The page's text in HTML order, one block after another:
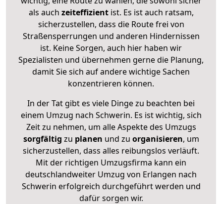
als auch zeiteffizientist. Es ist auch ratsam,
sicherzustellen, dass die Route frei von
Straßensperrungen und anderen Hindernissen
ist. Keine Sorgen, auch hier haben wir
Spezialisten und übernehmen gerne die Planung,
damit Sie sich auf andere wichtige Sachen
konzentrieren können.
In der Tat gibt es viele Dinge zu beachten bei
einem Umzug nach Schwerin. Es ist wichtig, sich
Zeit zu nehmen, um alle Aspekte des Umzugs
sorgfältig zu planen und zu organisieren, um
sicherzustellen, dass alles reibungslos verläuft.
Mit der richtigen Umzugsfirma kann ein
deutschlandweiter Umzug von Erlangen nach
Schwerin erfolgreich durchgeführt werden und
dafür sorgen wir.